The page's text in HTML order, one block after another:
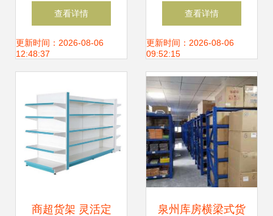
大背板超市货架，
引领商超陈列新风
查看详情
更新时间：2026-08-06
12:48:37
间的智慧之选 定做
横梁式重型货架的
指南
查看详情
更新时间：2026-08-06
09:52:15
商超货架 灵活定 泉州库房横梁式货